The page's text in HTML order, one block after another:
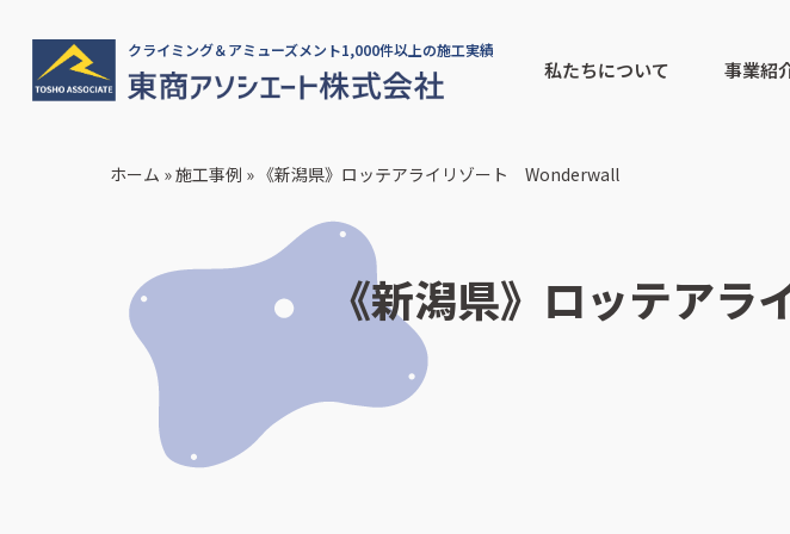
クライミング＆アミューズメント1,000件以上の施工実績
私たちについて 事業紹
ホーム »施工事例 » 《新潟県》ロッテアライリゾート Wonderwall
《新潟県》ロッテア